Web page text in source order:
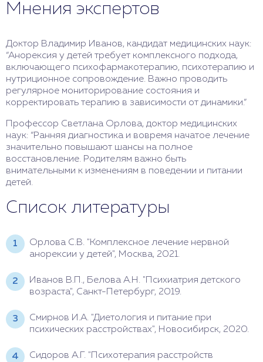
Мнения экспертов
Доктор Владимир Иванов, кандидат медицинских наук:
“Анорексия у детей требует комплексного подхода,
включающего психофармакотерапию, психотерапию и
нутриционное сопровождение. Важно проводить
регулярное мониторирование состояния и
корректировать терапию в зависимости от динамики.”
Профессор Светлана Орлова, доктор медицинских
наук: “Ранняя диагностика и вовремя начатое лечение
значительно повышают шансы на полное
восстановление. Родителям важно быть
внимательными к изменениям в поведении и питании
детей.
Список литературы
Орлова С.В. "Комплексное лечение нервной
анорексии у детей", Москва, 2021.
Иванов В.П., Белова А.Н. "Психиатрия детского
возраста", Санкт-Петербург, 2019.
Смирнов И.А. "Диетология и питание при
психических расстройствах", Новосибирск, 2020.
Сидоров А.Г. "Психотерапия расстройств